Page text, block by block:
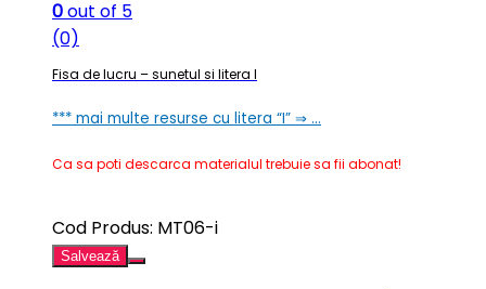
0out of 5
(0)
Fisa de lucru – sunetul si litera I
*** mai multe resurse cu litera “I” ⇒ …
Ca sa poti descarca materialul trebuie sa fii abonat!
Cod Produs: MT06-i
Salvează